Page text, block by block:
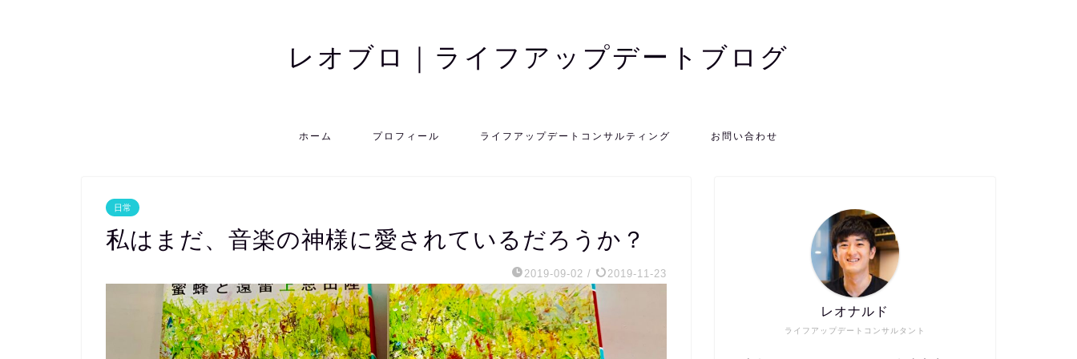
レオブロ｜ライフアップデートブログ
ホーム プロフィール ライフアップデートコンサルティング お問い合わせ
日常
私はまだ、音楽の神様に愛されているだろうか？
2019-09-02 / 2019-11-23
ライフアップデートコンサルタント
レオナルド